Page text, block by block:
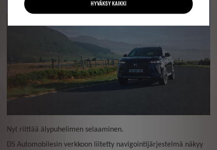
Nyt riittää älypuhelimen selaaminen.
DS Automobilesin verkkoon liitetty navigointijärjestelmä näkyy
HYVÄKSY KAIKKI